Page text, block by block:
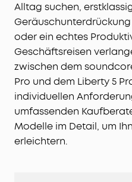
Alltag suchen,
oder ein echtes
Geschäftsreisen
zwischen dem
Pro und dem Liberty 5
individuellen
umfassenden
Modelle im Detail, um
erleichtern.